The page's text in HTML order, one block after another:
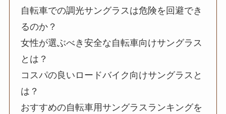
自転車での調光サングラスは危険を回避でき
るのか？
女性が選ぶべき安全な自転車向けサングラス
とは？
コスパの良いロードバイク向けサングラスと
は？
おすすめの自転車用サングラスランキングを